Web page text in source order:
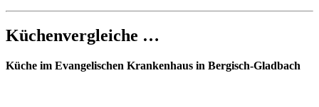
Küchenvergleiche …
Küche im Evangelischen Krankenhaus in Bergisch-Gladbach